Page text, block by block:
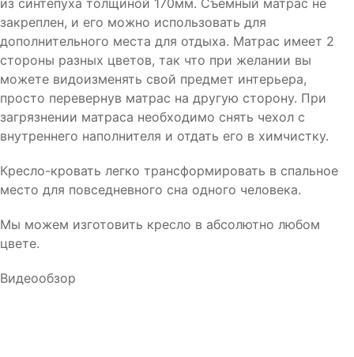
из синтепуха толщиной 170мм. Съемный матрас не
закреплен, и его можно использовать для
дополнительного места для отдыха. Матрас имеет 2
стороны разных цветов, так что при желании вы
можете видоизменять свой предмет интерьера,
просто перевернув матрас на другую сторону. При
загрязнении матраса необходимо снять чехол с
внутреннего наполнителя и отдать его в химчистку.
Кресло-кровать легко трансформировать в спальное
место для повседневного сна одного человека.
Мы можем изготовить кресло в абсолютно любом
цвете.
Видеообзор